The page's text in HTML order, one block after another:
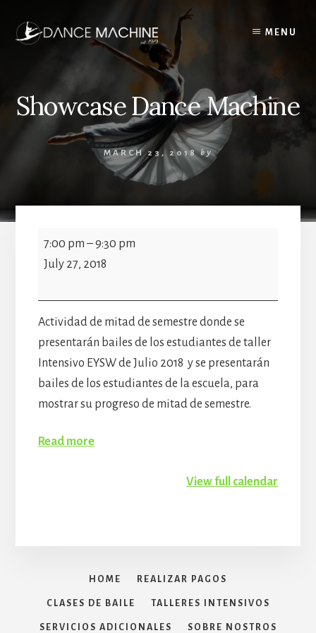
content
MENU
Showcase Dance Machine
MARCH 23, 2018 by
Showcase
Dance
7:00 pm –9:30 pm
July 27, 2018
Actividad de mitad de semestre donde se
presentarán bailes de los estudiantes de taller
Intensivo EYSW de Julio 2018 y se presentarán
bailes de los estudiantes de la escuela, para
mostrar su progreso de mitad de semestre.
Read more
View full calendar
HOME REALIZAR PAGOS
CLASES DE BAILE TALLERES INTENSIVOS
SERVICIOS ADICIONALES SOBRE NOSTROS